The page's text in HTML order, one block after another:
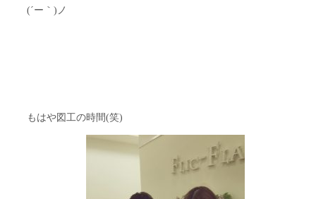
(´ー｀)ノ
もはや図工の時間(笑)